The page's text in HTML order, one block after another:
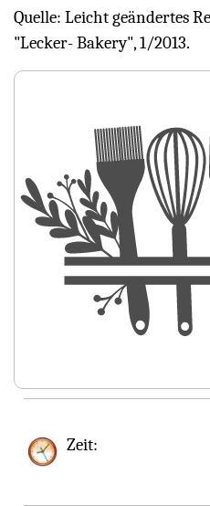
Quelle: Leicht geändertes
"Lecker- Bakery", 1/2013.
Zeit: